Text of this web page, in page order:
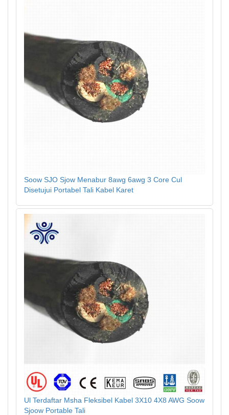
Soow SJO Sjow Menabur 8awg 6awg 3 Core Cul
Disetujui Portabel Tali Kabel Karet
Ul Terdaftar Msha Fleksibel Kabel 3X10 4X8 AWG Soow
Sjoow Portable Tali